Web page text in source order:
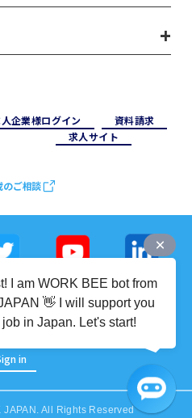
企業様ログイン
資料請求
求⼈サイト
のご相談
in
All Rights Reserved
I am WORK BEE bot from
👋 I will support you
in Japan. Let's start!